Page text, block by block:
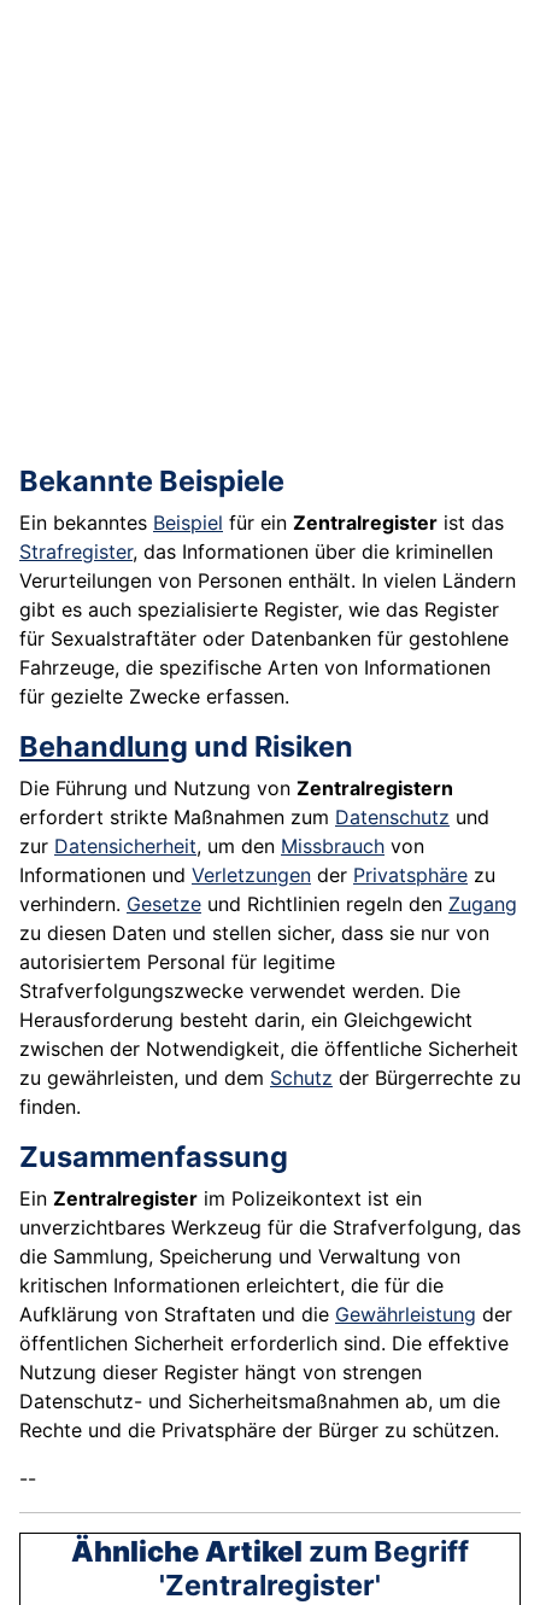
Bekannte Beispiele
Ein bekanntes Beispiel für ein Zentralregister ist das
Strafregister, das Informationen über die kriminellen
Verurteilungen von Personen enthält. In vielen Ländern
gibt es auch spezialisierte Register, wie das Register
für Sexualstraftäter oder Datenbanken für gestohlene
Fahrzeuge, die spezifische Arten von Informationen
für gezielte Zwecke erfassen.
Behandlung und Risiken
Die Führung und Nutzung von Zentralregistern
erfordert strikte Maßnahmen zum Datenschutz und
zur Datensicherheit, um den Missbrauch von
Informationen und Verletzungen der Privatsphäre zu
verhindern. Gesetze und Richtlinien regeln den Zugang
zu diesen Daten und stellen sicher, dass sie nur von
autorisiertem Personal für legitime
Strafverfolgungszwecke verwendet werden. Die
Herausforderung besteht darin, ein Gleichgewicht
zwischen der Notwendigkeit, die öffentliche Sicherheit
zu gewährleisten, und dem Schutz der Bürgerrechte zu
finden.
Zusammenfassung
Ein Zentralregister im Polizeikontext ist ein
unverzichtbares Werkzeug für die Strafverfolgung, das
die Sammlung, Speicherung und Verwaltung von
kritischen Informationen erleichtert, die für die
Aufklärung von Straftaten und die Gewährleistung der
öffentlichen Sicherheit erforderlich sind. Die effektive
Nutzung dieser Register hängt von strengen
Datenschutz- und Sicherheitsmaßnahmen ab, um die
Rechte und die Privatsphäre der Bürger zu schützen.
--
Ähnliche Artikel zum Begriff
'Zentralregister'